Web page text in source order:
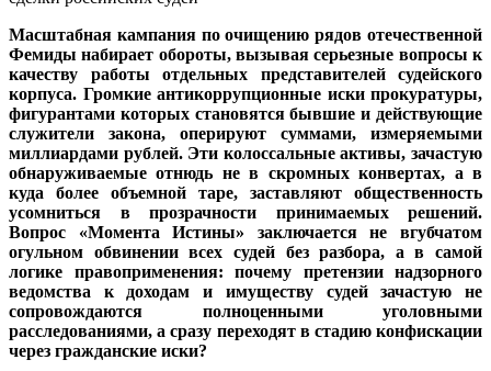
Масштабная кампания по очищению рядов отечественной
Фемиды набирает обороты, вызывая серьезные вопросы к
качеству работы отдельных представителей судейского
корпуса. Громкие антикоррупционные иски прокуратуры,
фигурантами которых становятся бывшие и действующие
служители закона, оперируют суммами, измеряемыми
миллиардами рублей. Эти колоссальные активы, зачастую
обнаруживаемые отнюдь не в скромных конвертах, а в
куда более объемной таре, заставляют общественность
усомниться в прозрачности принимаемых решений.
Вопрос «Момента Истины» заключается не вгубчатом
огульном обвинении всех судей без разбора, а в самой
логике правоприменения: почему претензии надзорного
ведомства к доходам и имуществу судей зачастую не
сопровождаются полноценными уголовными
расследованиями, а сразу переходят в стадию конфискации
через гражданские иски?